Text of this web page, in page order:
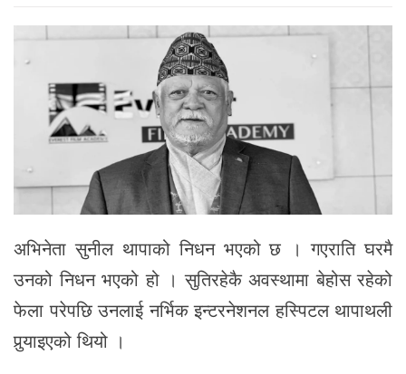
अभिनेता सुनील थापाको निधन भएको छ । गएराति घरमै
उनको निधन भएको हो । सुतिरहेकै अवस्थामा बेहोस रहेको
फेला परेपछि उनलाई नर्भिक इन्टरनेशनल हस्पिटल थापाथली
पुर्‍याइएको थियो ।